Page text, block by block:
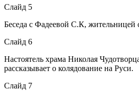
Слайд 5
Беседа с Фадеевой С.К, жительницей
Слайд 6
Настоятель храма Николая
рассказывает о колядование на Руси.
Слайд 7